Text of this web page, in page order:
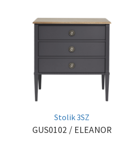
Stolik 3SZ
GUS0102 / ELEANOR